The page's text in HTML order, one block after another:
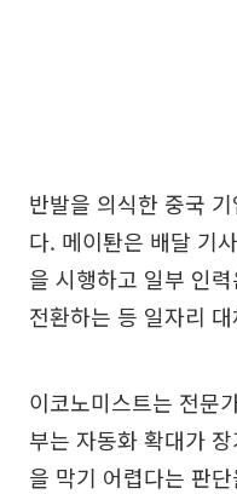
반발을 의식한 중국
다. 메이퇀은 배달 기
을 시행하고 일부 인
전환하는 등 일자리
이코노미스트는 전문
부는 자동화 확대가
을 막기 어렵다는 판